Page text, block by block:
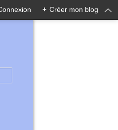
+ Créer mon blog